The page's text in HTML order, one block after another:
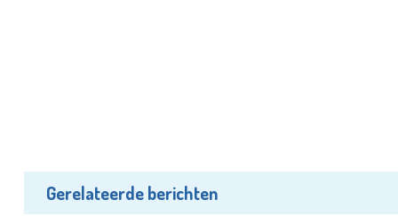
Gerelateerde berichten